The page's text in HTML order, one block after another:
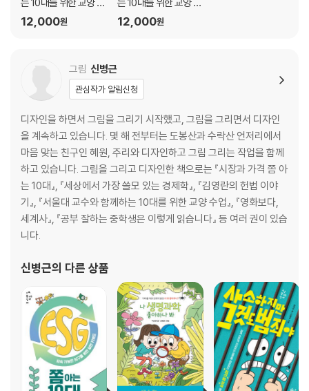
업 7
12,000원
업 1
12,000원
그림 신병근
관심작가 알림신청
디자인을 하면서 그림을 그리기 시작했고, 그림을 그리면서 디자인
을 계속하고 있습니다. 몇 해 전부터는 도봉산과 수락산 언저리에서
마음 맞는 친구인 혜원, 주리와 디자인하고 그림 그리는 작업을 함께
하고 있습니다. 그림을 그리고 디자인한 책으로는 『시장과 가격 쫌 아
는 10대』, 『세상에서 가장 쓸모 있는 경제학』, 『김영란의 헌법 이야
기』, 『서울대 교수와 함께하는 10대를 위한 교양 수업』, 『영화보다,
세계사』, 『공부 잘하는 중학생은 이렇게 읽습니다』 등 여러 권이 있습
니다.
신병근의 다른 상품